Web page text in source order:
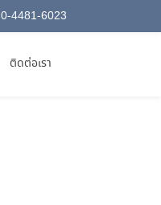
0-4481-6023
ติดต่อเรา